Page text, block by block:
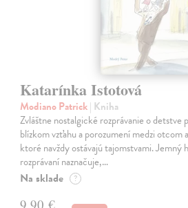
Katarínka Istotová
Modiano Patrick| Kniha
Zvláštne nostalgické rozprávanie o detstve
blízkom vzťahu a porozumení medzi otcom
ktoré navždy ostávajú tajomstvami. Jemný
rozprávaní naznačuje,…
Na sklade ?
9,90 €